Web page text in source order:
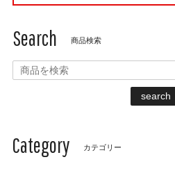
Search 商品検索
search
Category カテゴリー